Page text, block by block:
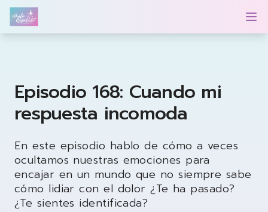
Duelo Respetado Podcast con Georgina González
Episodio 168: Cuando mi
respuesta incomoda
En este episodio hablo de cómo a veces
ocultamos nuestras emociones para
encajar en un mundo que no siempre sabe
cómo lidiar con el dolor ¿Te ha pasado?
¿Te sientes identificada?